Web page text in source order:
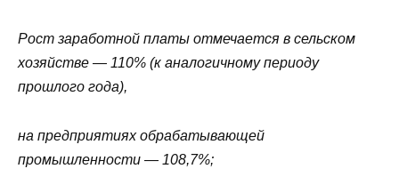
Рост заработной платы отмечается в сельском
хозяйстве — 110% (к аналогичному периоду
прошлого года),
на предприятиях обрабатывающей
промышленности — 108,7%;